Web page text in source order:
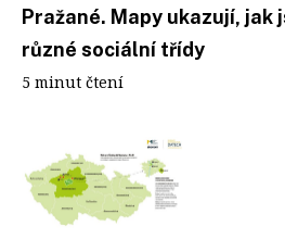
Pražané. Mapy ukazují, jak
různé sociální třídy
5 minut čtení